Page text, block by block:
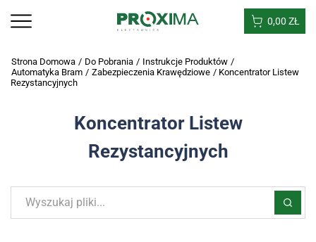
0,00 ZŁ
Strona Domowa / Do Pobrania / Instrukcje Produktów /
Automatyka Bram / Zabezpieczenia Krawędziowe / Koncentrator Listew
Rezystancyjnych
Koncentrator Listew
Rezystancyjnych